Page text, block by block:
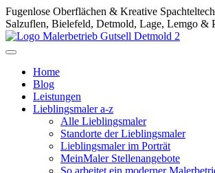
Fugenlose Oberflächen & Kreative
Salzuflen, Bielefeld, Detmold, Lage, Lemgo &
Home
Blog
Leistungen
Lieblingsmaler a-z
Alle Lieblingsmaler
Standorte der Lieblingsmaler
Lieblingsmaler im Porträt
MeinMaler Stellenangebote
So arbeitet ein moderner